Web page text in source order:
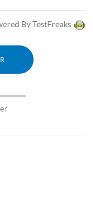
By TestFreaks